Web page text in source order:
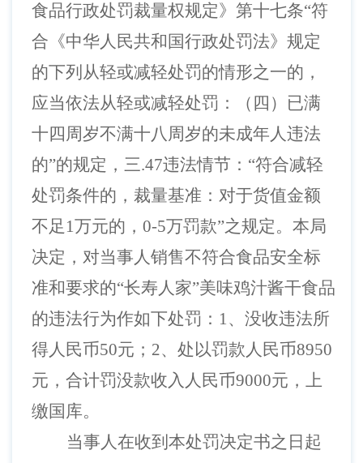
食品行政处罚裁量权规定》第十七条“符
合《中华人民共和国行政处罚法》规定
的下列从轻或减轻处罚的情形之一的，
应当依法从轻或减轻处罚：（四）已满
十四周岁不满十八周岁的未成年人违法
的”的规定， 三.47违法情节：“符合减轻
处罚条件的，裁量基准：对于货值金额
不足1万元的，0-5万罚款”之规定。 本局
决定， 对当事人销售不符合食品安全标
准和要求的“长寿人家”美味鸡汁酱干食品
的违法行为作如下处罚：1、没收违法所
得人民币50元；2、处以罚款人民币8950
元， 合计罚没款收入人民币9000元，上
缴国库。
当事人在收到本处罚决定书之日起